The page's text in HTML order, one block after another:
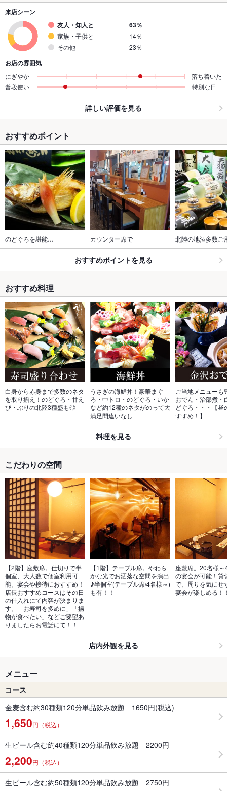
来店シーン
友人・知人と
63％
家族・子供と
14％
その他
23％
お店の雰囲気
にぎやか
落ち着いた
普段使い
特別な日
詳しい評価を見る
おすすめポイント
のどぐろを堪能… カウンター席で 北陸の地酒多数ご
おすすめポイントを見る
おすすめ料理
白身から赤身まで多数のネタ
を取り揃え！のどぐろ・甘え
び・ぶりの北陸3種盛も◎
うさぎの海鮮丼！豪華まぐ
ろ・中トロ・のどぐろ・いか
など約12種のネタがのって大
満足間違いなし
ご当地メニューも
おでん・治部煮・
どぐろ・・・【昼
すすめ！】
料理を見る
こだわりの空間
【2階】座敷席。仕切りで半
個室、大人数で個室利用可
能。宴会や接待におすすめ！
店長おすすめコースはその日
の仕入れにて内容が決まりま
す。「お寿司を多めに」「揚
物が食べたい」などご要望あ
りましたらお電話にて！！
【1階】テーブル席。やわら
かな光でお洒落な空間を演出
♪半個室(テーブル席/4名様～)
も有！！
座敷席。20名様
の宴会が可能！貸
で、周りを気にせ
宴会が楽しめる！
店内外観を見る
メニュー
コース
金麦含む約30種類120分単品飲み放題 1650円(税込)
1,650円（税込）
生ビール含む約40種類120分単品飲み放題 2200円
2,200円（税込）
生ビール含む約50種類120分単品飲み放題 2750円